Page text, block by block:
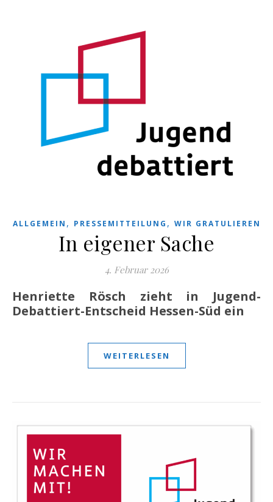
ALLGEMEIN , PRESSEMITTEILUNG , WIR GRATULIEREN
In eigener Sache
4. Februar 2026
Henriette Rösch zieht in Jugend-
Debattiert-Entscheid Hessen-Süd ein
WEITERLESEN